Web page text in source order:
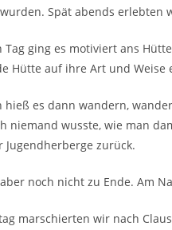
Spät abends erlebten
Tag ging es motiviert ans
Hütte auf ihre Art und Weise
hieß es dann wandern,
niemand wusste, wie man
Jugendherberge zurück.
noch nicht zu Ende. Am
marschierten wir nach